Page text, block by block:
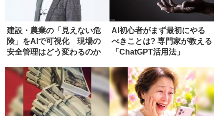
建設・農業の「見えない危
険」をAIで可視化 現場の
安全管理はどう変わるのか
AI初心者がまず最初にやる
べきことは? 専門家が教える
「ChatGPT活用法」